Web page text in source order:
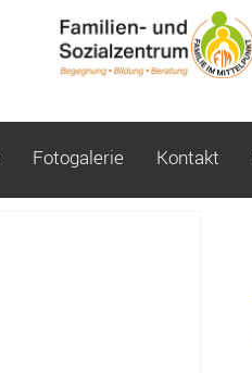
Fotogalerie Kontakt